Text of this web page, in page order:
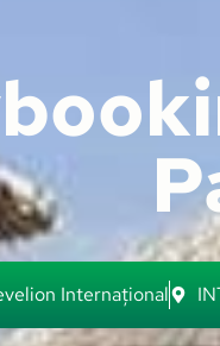
Internațional